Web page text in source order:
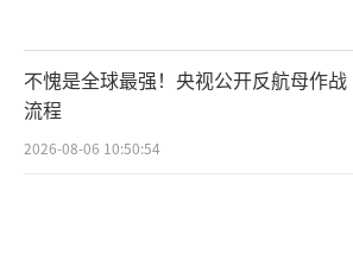
不愧是全球最强！央视公开反航母作战
流程
2026-08-06 10:50:54